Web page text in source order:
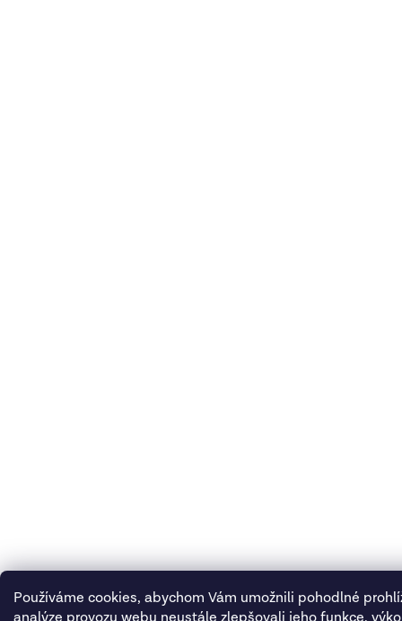
Používáme cookies, abychom Vám umožnili pohodlné